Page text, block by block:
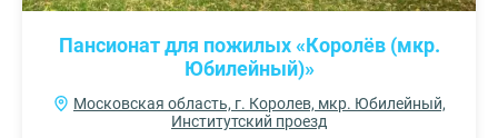
Пансионат для пожилых «Королёв (мкр.
Юбилейный)»
Московская область, г. Королев, мкр. Юбилейный,
Институтский проезд